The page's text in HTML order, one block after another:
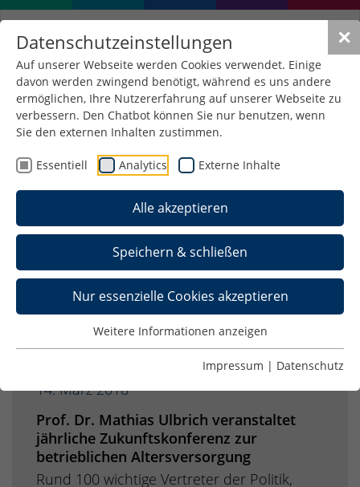
✕
Datenschutzeinstellungen
Auf unserer Webseite werden Cookies verwendet. Einige
davon werden zwingend benötigt, während es uns andere
ermöglichen, Ihre Nutzererfahrung auf unserer Webseite zu
verbessern. Den Chatbot können Sie nur benutzen, wenn
Sie den externen Inhalten zustimmen.
Essentiell Analytics Externe Inhalte
Alle akzeptieren
Speichern & schließen
Nur essenzielle Cookies akzeptieren
Weitere Informationen anzeigen
Impressum | Datenschutz
Aktuelle Meldungen
Fakultät Wirtschaftsrecht
14. März 2018
Prof. Dr. Mathias Ulbrich veranstaltet
jährliche Zukunftskonferenz zur
betrieblichen Altersversorgung
Rund 100 wichtige Vertreter der Politik,